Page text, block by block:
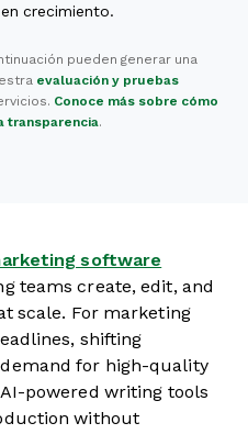
crecimiento.
pueden generar una
evaluación y pruebas
Conoce más sobre cómo
transparencia.
software
teams create, edit, and
scale. For marketing
shifting
for high-quality
powered writing tools
without